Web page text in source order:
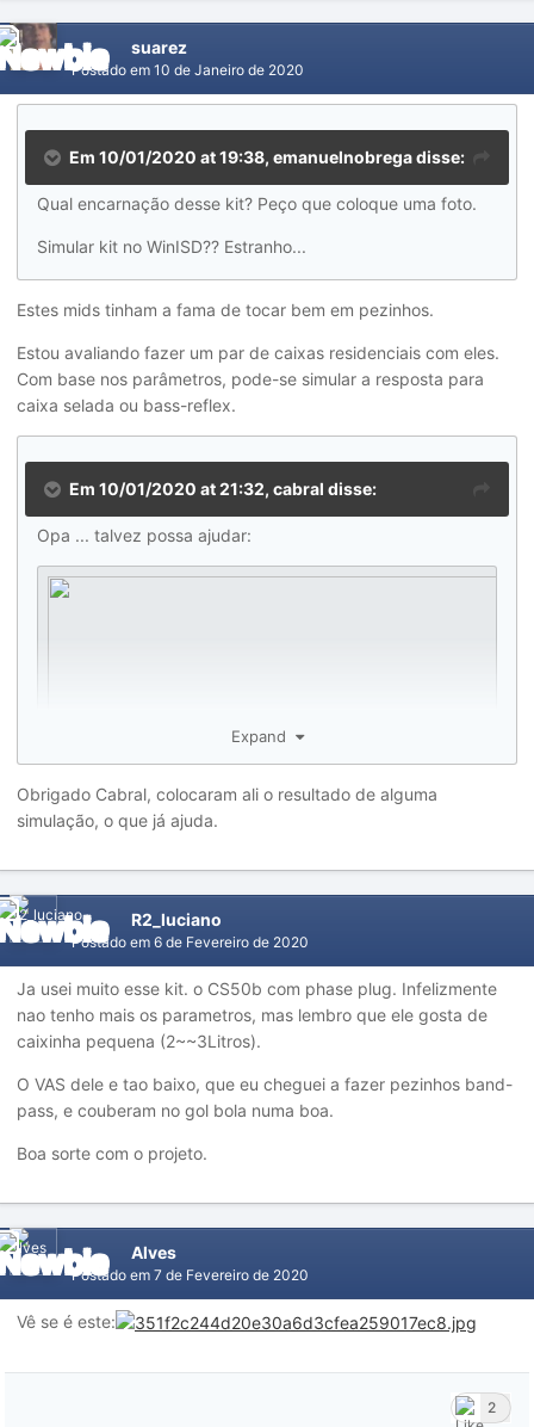
suarez
Postado em 10 de Janeiro de 2020
Em 10/01/2020 at 19:38, emanuelnobregadisse:
Qual encarnação desse kit? Peço que coloque uma foto.
Simular kit no WinISD?? Estranho...
Estes mids tinham a fama de tocar bem em pezinhos.
Estou avaliando fazer um par de caixas residenciais com eles.
Com base nos parâmetros, pode-se simular a resposta para
caixa selada ou bass-reflex.
Em 10/01/2020 at 21:32, cabral disse:
Opa ... talvez possa ajudar:
Expand
Obrigado Cabral, colocaram ali o resultado de alguma
simulação, o que já ajuda.
R2_luciano
Postado em 6 de Fevereiro de 2020
Ja usei muito esse kit. o CS50b com phase plug. Infelizmente
nao tenho mais os parametros, mas lembro que ele gosta de
caixinha pequena (2~~3Litros).
O VAS dele e tao baixo, que eu cheguei a fazer pezinhos band-
pass, e couberam no gol bola numa boa.
Boa sorte com o projeto.
Alves
Postado em 7 de Fevereiro de 2020
Vê se é este:
2